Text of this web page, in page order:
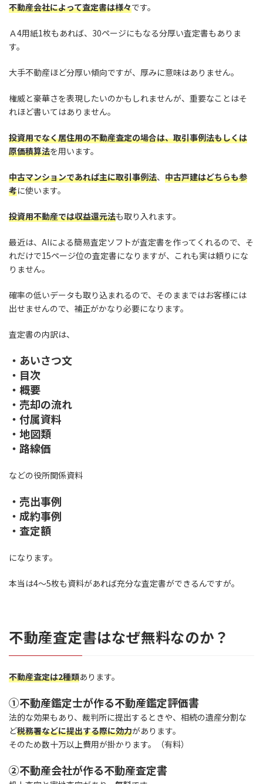
不動産会社によって査定書は様々です。
Ａ4用紙1枚もあれば、30ページにもなる分厚い査定書もありま
す。
大手不動産ほど分厚い傾向ですが、厚みに意味はありません。
権威と豪華さを表現したいのかもしれませんが、重要なことはそ
れほど書いてはありません。
投資用でなく居住用の不動産査定の場合は、取引事例法もしくは
原価積算法を用います。
中古マンションであれば主に取引事例法、 中古戸建はどちらも参
考に使います。
投資用不動産では収益還元法も取り入れます。
最近は、AIによる簡易査定ソフトが査定書を作ってくれるので、そ
れだけで15ページ位の査定書になりますが、これも実は頼りにな
りません。
確率の低いデータも取り込まれるので、そのままではお客様には
出せませんので、補正がかなり必要になります。
査定書の内訳は、
・あいさつ文
・目次
・概要
・売却の流れ
・付属資料
・地図類
・路線価
などの役所関係資料
・売出事例
・成約事例
・査定額
になります。
本当は4～5枚も資料があれば充分な査定書ができるんですが。
不動産査定書はなぜ無料なのか？
不動産査定は2種類あります。
①不動産鑑定士が作る不動産鑑定評価書
法的な効果もあり、裁判所に提出するときや、相続の遺産分割な
ど税務署などに提出する際に効力があります。
そのため数十万以上費用が掛かります。（有料）
②不動産会社が作る不動産査定書